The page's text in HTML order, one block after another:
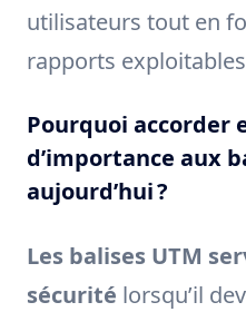
utilisateurs tout en
rapports
Pourquoi accorder
d’importance aux
aujourd’hui ?
Les balises UTM
sécurité lorsqu’il